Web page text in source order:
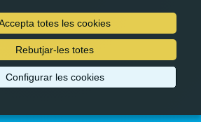
totes les cookies
Rebutjar-les totes
Configurar les cookies